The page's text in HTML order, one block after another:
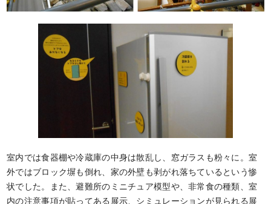
室内では食器棚や冷蔵庫の中身は散乱し、窓ガラスも粉々に。室
外ではブロック塀も倒れ、家の外壁も剥がれ落ちているという惨
状でした。また、避難所のミニチュア模型や、非常食の種類、室
内の注意事項が貼ってある展示、シミュレーションが見られる展